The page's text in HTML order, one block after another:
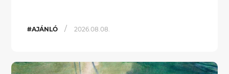
#AJÁNLÓ / 2026.08.08.